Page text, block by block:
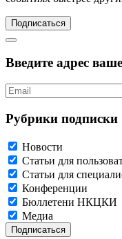
Подписаться
Введите адрес
Рубрики подписки
Новости
Статьи для
Статьи для
Конференции
Бюллетени НКЦКИ
Медиа